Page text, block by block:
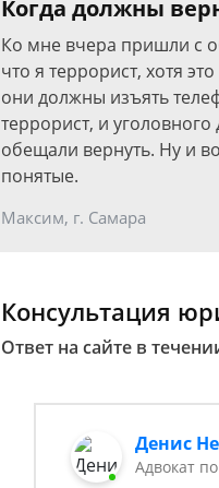
Когда должны
Ко мне вчера пришли с
что я террорист, хотя
они должны изъять
террорист, и
обещали вернуть. Ну и
понятые.
Максим, г. Самара
Консультация
Ответ на сайте в
Денис
Адвокат